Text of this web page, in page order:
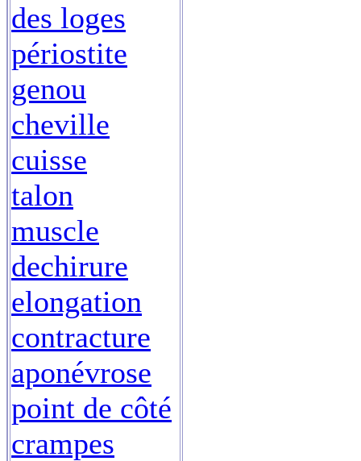
des loges
périostite
genou
cheville
cuisse
talon
muscle
dechirure
elongation
contracture
aponévrose
point de côté
crampes